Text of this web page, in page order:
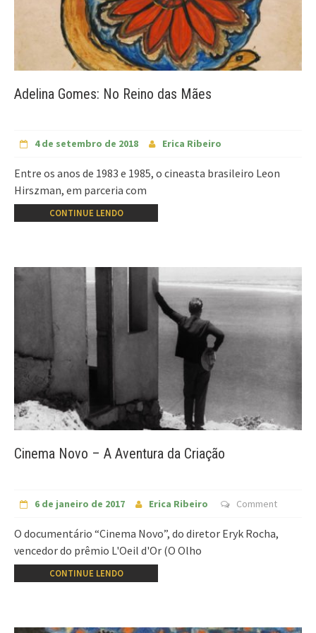
Adelina Gomes: No Reino das Mães
4 de setembro de 2018 Erica Ribeiro
Entre os anos de 1983 e 1985, o cineasta brasileiro Leon
Hirszman, em parceria com
CONTINUE LENDO
Cinema Novo – A Aventura da Criação
6 de janeiro de 2017 Erica Ribeiro Comment
O documentário “Cinema Novo”, do diretor Eryk Rocha,
vencedor do prêmio L'Oeil d'Or (O Olho
CONTINUE LENDO